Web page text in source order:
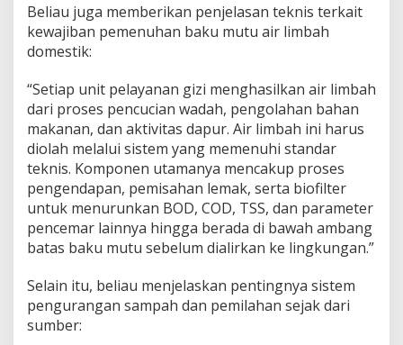
Beliau juga memberikan penjelasan teknis terkait
kewajiban pemenuhan baku mutu air limbah
domestik:
“Setiap unit pelayanan gizi menghasilkan air limbah
dari proses pencucian wadah, pengolahan bahan
makanan, dan aktivitas dapur. Air limbah ini harus
diolah melalui sistem yang memenuhi standar
teknis. Komponen utamanya mencakup proses
pengendapan, pemisahan lemak, serta biofilter
untuk menurunkan BOD, COD, TSS, dan parameter
pencemar lainnya hingga berada di bawah ambang
batas baku mutu sebelum dialirkan ke lingkungan.”
Selain itu, beliau menjelaskan pentingnya sistem
pengurangan sampah dan pemilahan sejak dari
sumber: